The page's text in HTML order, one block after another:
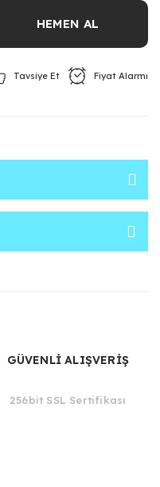
HEMEN AL
Tavsiye Et Fiyat Alarmı
GÜVENLİ ALIŞVERİŞ
256bit SSL Sertifikası